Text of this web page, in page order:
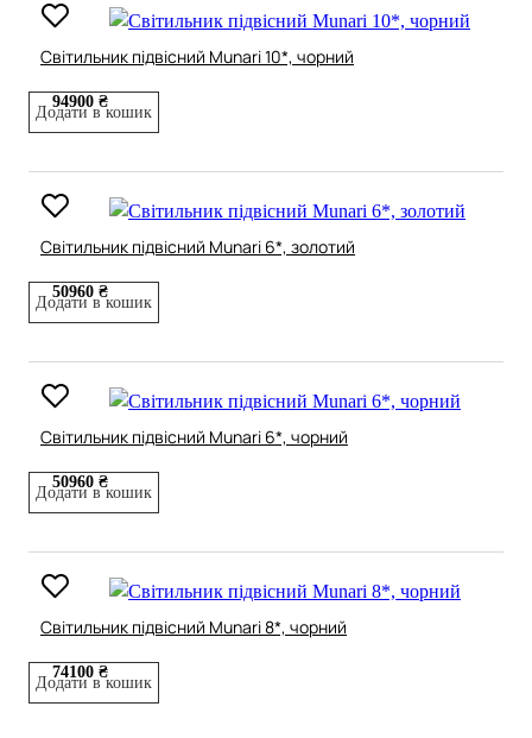
Світильник підвісний Munari 10*, чорний
94900 ₴
Додати в кошик
Світильник підвісний Munari 6*, золотий
50960 ₴
Додати в кошик
Світильник підвісний Munari 6*, чорний
50960 ₴
Додати в кошик
Світильник підвісний Munari 8*, чорний
74100 ₴
Додати в кошик